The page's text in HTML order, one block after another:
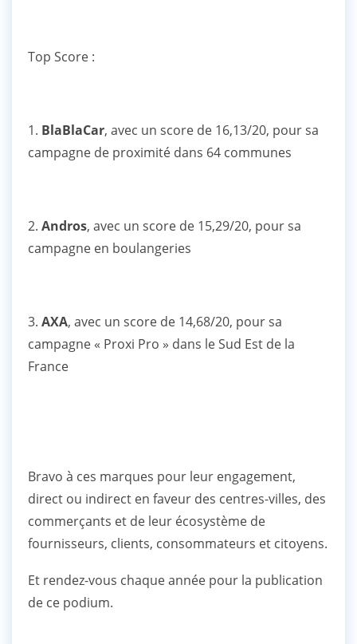
Top Score :
1. BlaBlaCar, avec un score de 16,13/20, pour sa
campagne de proximité dans 64 communes
2. Andros, avec un score de 15,29/20, pour sa
campagne en boulangeries
3. AXA, avec un score de 14,68/20, pour sa
campagne « Proxi Pro » dans le Sud Est de la
France
Bravo à ces marques pour leur engagement,
direct ou indirect en faveur des centres-villes, des
commerçants et de leur écosystème de
fournisseurs, clients, consommateurs et citoyens.
Et rendez-vous chaque année pour la publication
de ce podium.